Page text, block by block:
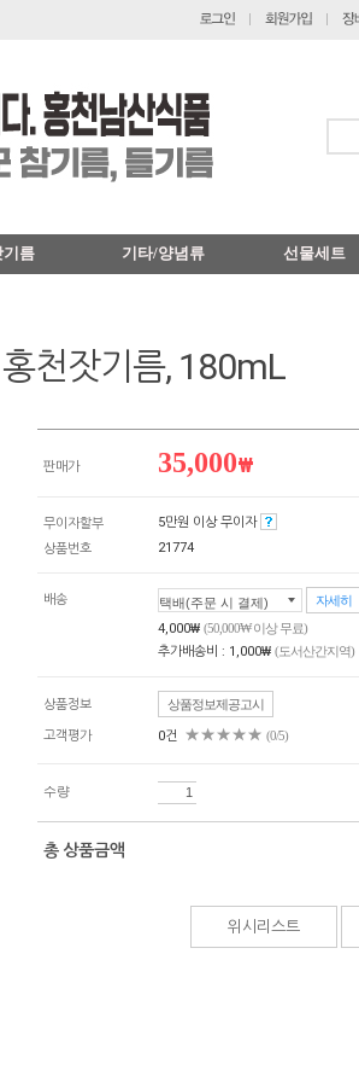
기름 기타/양념류 선물세트
천잣기름, 180mL
판매가 35,000₩
무이자할부
5만원 이상 무이자
상품번호
21774
배송 자세히
4,000₩ (50,000₩ 이상 무료)
추가배송비 : 1,000₩ (도서산간지역)
상품정보 상품정보제공고시
고객평가 0건 ★★★★★ (0/5)
수량
총 상품금액
위시리스트